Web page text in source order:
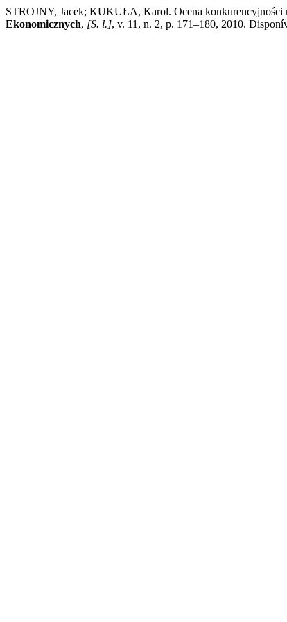
STROJNY, Jacek; KUKUŁA, Karol. Ocena konkurencyjności
Ekonomicznych, [S. l.], v. 11, n. 2, p. 171–180, 2010.